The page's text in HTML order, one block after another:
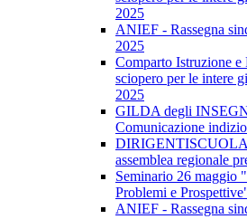
2025
ANIEF - Rassegna
2025
Comparto Istruzione e
sciopero per le intere
2025
GILDA degli
Comunicazione
assemblea regionale
Seminario 26 maggio
Problemi e
ANIEF - Rassegna